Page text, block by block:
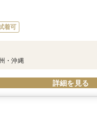
着可
・沖縄
詳細を見る